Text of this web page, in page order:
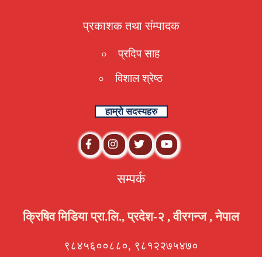
प्रकाशक तथा संम्पादक
प्रदिप साह
विशाल श्रेष्ठ
हाम्रो सदस्यहरु
सम्पर्क
क्रिषिव मिडिया प्रा.लि., प्रदेश-२ , वीरगन्ज , नेपाल
९८४५६००८८०, ९८१२२७५४७०